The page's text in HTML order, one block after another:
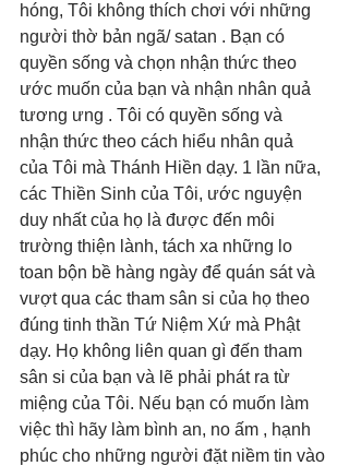
hóng, Tôi không thích chơi với những
người thờ bản ngã/ satan . Bạn có
quyền sống và chọn nhận thức theo
ước muốn của bạn và nhận nhân quả
tương ưng . Tôi có quyền sống và
nhận thức theo cách hiểu nhân quả
của Tôi mà Thánh Hiền dạy. 1 lần nữa,
các Thiền Sinh của Tôi, ước nguyện
duy nhất của họ là được đến môi
trường thiện lành, tách xa những lo
toan bộn bề hàng ngày để quán sát và
vượt qua các tham sân si của họ theo
đúng tinh thần Tứ Niệm Xứ mà Phật
dạy. Họ không liên quan gì đến tham
sân si của bạn và lẽ phải phát ra từ
miệng của Tôi. Nếu bạn có muốn làm
việc thì hãy làm bình an, no ấm , hạnh
phúc cho những người đặt niềm tin vào